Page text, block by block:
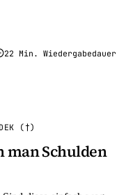
22 Min. Wiedergabedauer
(†)
man Schulden